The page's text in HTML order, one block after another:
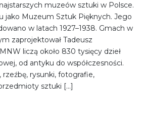
muzeów sztuki w Polsce.
jako Muzeum Sztuk Pięknych. Jego
w latach 1927–1938. Gmach w
zaprojektował Tadeusz
liczą około 830 tysięcy dzieł
od antyku do współczesności.
rysunki, fotografie,
sztuki […]